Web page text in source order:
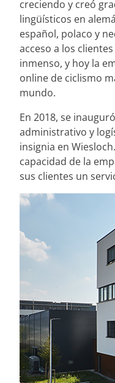
creciendo y creó
lingüísticos en
español, polaco y
acceso a los
inmenso, y hoy la
online de ciclismo
mundo.
En 2018, se
administrativo y
insignia en
capacidad de la
sus clientes un